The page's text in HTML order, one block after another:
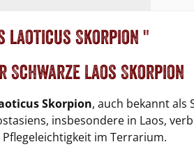
laoticus Skorpion "
Laos Skorpion
Skorpion, auch bekannt als
insbesondere in Laos,
im Terrarium.